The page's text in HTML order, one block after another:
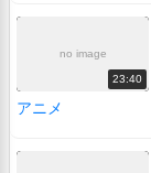
no image
23:40
アニメ